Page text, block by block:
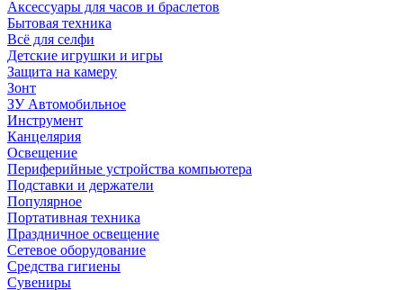
Аксессуары для часов и браслетов
Бытовая техника
Всё для селфи
Детские игрушки и игры
Защита на камеру
Зонт
ЗУ Автомобильное
Инструмент
Канцелярия
Освещение
Периферийные устройства компьютера
Подставки и держатели
Популярное
Портативная техника
Праздничное освещение
Сетевое оборудование
Средства гигиены
Сувениры